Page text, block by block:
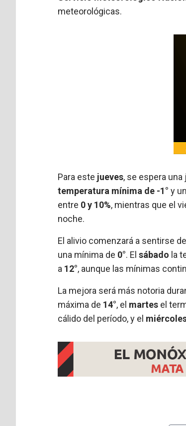
meteorológicas.
Para este jueves, se espera una
temperatura mínima de -1° y
entre 0 y 10%, mientras que el
noche.
El alivio comenzará a sentirse
una mínima de 0°. Elsábado la
a 12°, aunque las mínimas
La mejora será más notoria
máxima de 14°, el martes el
cálido del período, y el